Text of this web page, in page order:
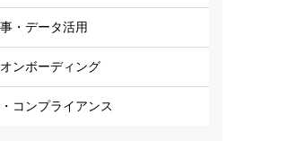
・データ活用
ンボーディング
コンプライアンス